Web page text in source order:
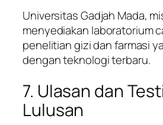
Universitas Gadjah Mada,
menyediakan laboratorium
penelitian gizi dan farmasi
dengan teknologi terbaru.
7. Ulasan dan
Lulusan